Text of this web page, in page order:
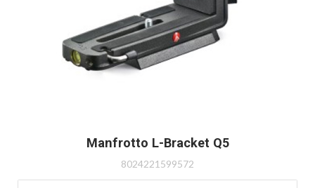
Manfrotto L-Bracket Q5
8024221599572